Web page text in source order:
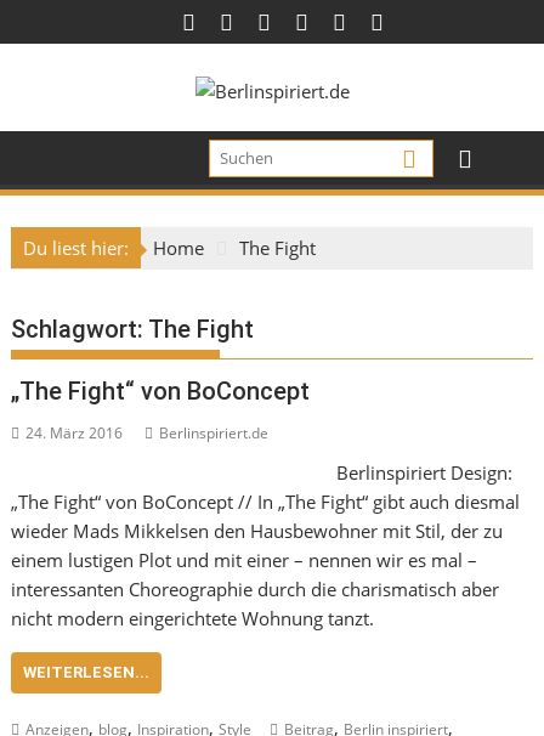
to
Du liest hier: Home The Fight
Schlagwort: The Fight
„The Fight“ von BoConcept
24. März 2016 Berlinspiriert.de
Berlinspiriert Design:
„The Fight“ von BoConcept // In „The Fight“ gibt auch diesmal
wieder Mads Mikkelsen den Hausbewohner mit Stil, der zu
einem lustigen Plot und mit einer – nennen wir es mal –
interessanten Choreographie durch die charismatisch aber
nicht modern eingerichtete Wohnung tanzt.
WEITERLESEN...
Anzeigen, blog, Inspiration,Style Beitrag, Berlin inspiriert,